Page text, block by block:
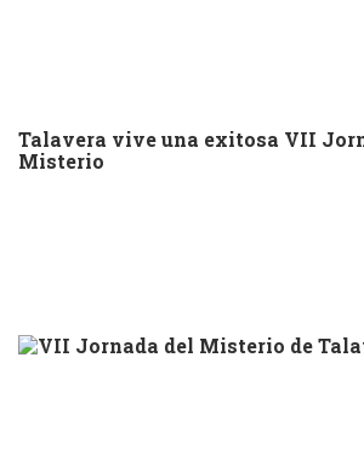
Talavera vive una exitosa VII
Misterio